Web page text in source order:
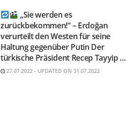
„Sie werden es
zurückbekommen!“ – Erdoğan
verurteilt den Westen für seine
Haltung gegenüber Putin Der
türkische Präsident Recep Tayyip …
27.07.2022 - UPDATED ON 31.07.2022